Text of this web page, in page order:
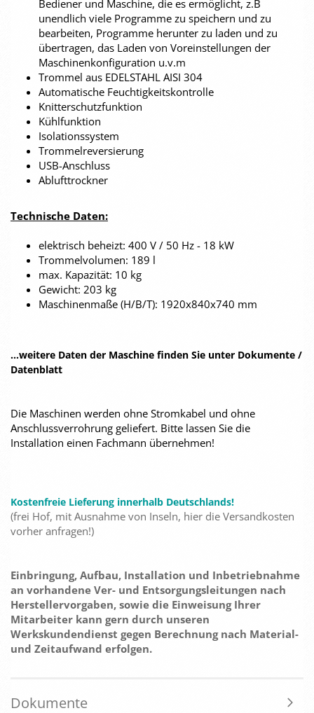
Bediener und Maschine, die es ermöglicht, z.B
unendlich viele Programme zu speichern und zu
bearbeiten, Programme herunter zu laden und zu
übertragen, das Laden von Voreinstellungen der
Maschinenkonfiguration u.v.m
Trommel aus EDELSTAHL AISI 304
Automatische Feuchtigkeitskontrolle
Knitterschutzfunktion
Kühlfunktion
Isolationssystem
Trommelreversierung
USB-Anschluss
Ablufttrockner
Technische Daten:
elektrisch beheizt: 400 V / 50 Hz - 18 kW
Trommelvolumen: 189 l
max. Kapazität: 10 kg
Gewicht: 203 kg
Maschinenmaße (H/B/T): 1920x840x740 mm
...weitere Daten der Maschine finden Sie unter Dokumente /
Datenblatt
Die Maschinen werden ohne Stromkabel und ohne
Anschlussverrohrung geliefert. Bitte lassen Sie die
Installation einen Fachmann übernehmen!
Kostenfreie Lieferung innerhalb Deutschlands!
(frei Hof, mit Ausnahme von Inseln, hier die Versandkosten
vorher anfragen!)
Einbringung, Aufbau, Installation und Inbetriebnahme
an vorhandene Ver- und Entsorgungsleitungen nach
Herstellervorgaben, sowie die Einweisung Ihrer
Mitarbeiter kann gern durch unseren
Werkskundendienst gegen Berechnung nach Material-
und Zeitaufwand erfolgen.
Dokumente